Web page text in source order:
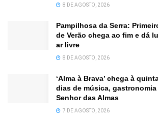
8 DE AGOSTO, 2026
Pampilhosa da Serra:
de Verão chega ao fim e dá
ar livre
8 DE AGOSTO, 2026
‘Alma à Brava’ chega à
dias de música,
Senhor das Almas
7 DE AGOSTO, 2026